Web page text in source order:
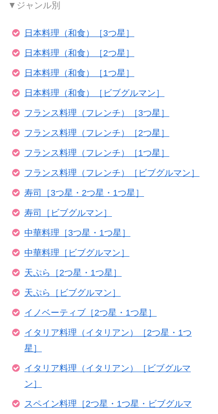
▼ジャンル別
日本料理（和食）［3つ星］
日本料理（和食）［2つ星］
日本料理（和食）［1つ星］
日本料理（和食）［ビブグルマン］
フランス料理（フレンチ）［3つ星］
フランス料理（フレンチ）［2つ星］
フランス料理（フレンチ）［1つ星］
フランス料理（フレンチ）［ビブグルマン］
寿司［3つ星・2つ星・1つ星］
寿司［ビブグルマン］
中華料理［3つ星・1つ星］
中華料理［ビブグルマン］
天ぷら［2つ星・1つ星］
天ぷら［ビブグルマン］
イノベーティブ［2つ星・1つ星］
イタリア料理（イタリアン）［2つ星・1つ
星］
イタリア料理（イタリアン）［ビブグルマ
ン］
スペイン料理［2つ星・1つ星・ビブグルマ